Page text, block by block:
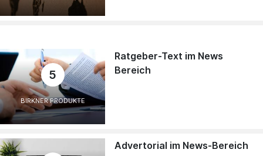
5
BIRKNER PRODUKTE
Ratgeber-Text im News
Bereich
Advertorial im News-Bereich